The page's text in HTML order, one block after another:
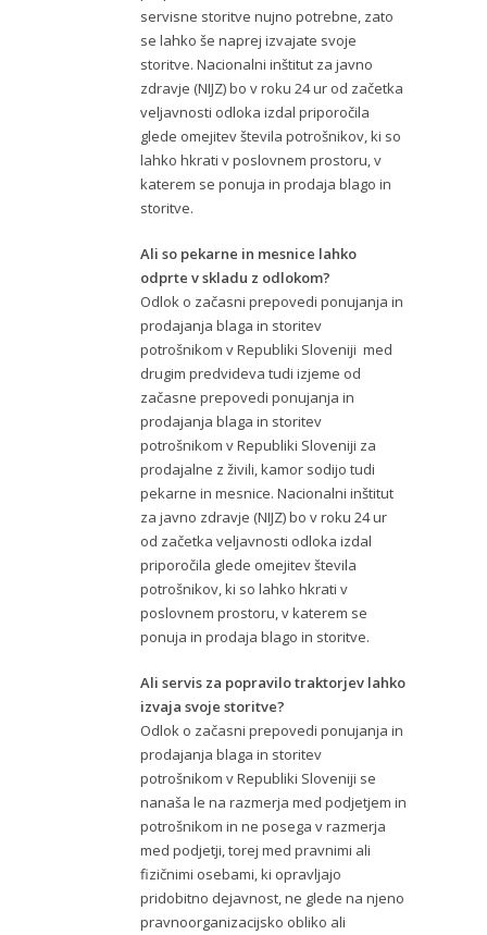
servisne storitve nujno potrebne, zato
se lahko še naprej izvajate svoje
storitve. Nacionalni inštitut za javno
zdravje (NIJZ) bo v roku 24 ur od začetka
veljavnosti odloka izdal priporočila
glede omejitev števila potrošnikov, ki so
lahko hkrati v poslovnem prostoru, v
katerem se ponuja in prodaja blago in
storitve.
Ali so pekarne in mesnice lahko
odprte v skladu z odlokom?
Odlok o začasni prepovedi ponujanja in
prodajanja blaga in storitev
potrošnikom v Republiki Sloveniji med
drugim predvideva tudi izjeme od
začasne prepovedi ponujanja in
prodajanja blaga in storitev
potrošnikom v Republiki Sloveniji za
prodajalne z živili, kamor sodijo tudi
pekarne in mesnice. Nacionalni inštitut
za javno zdravje (NIJZ) bo v roku 24 ur
od začetka veljavnosti odloka izdal
priporočila glede omejitev števila
potrošnikov, ki so lahko hkrati v
poslovnem prostoru, v katerem se
ponuja in prodaja blago in storitve.
Ali servis za popravilo traktorjev lahko
izvaja svoje storitve?
Odlok o začasni prepovedi ponujanja in
prodajanja blaga in storitev
potrošnikom v Republiki Sloveniji se
nanaša le na razmerja med podjetjem in
potrošnikom in ne posega v razmerja
med podjetji, torej med pravnimi ali
fizičnimi osebami, ki opravljajo
pridobitno dejavnost, ne glede na njeno
pravnoorganizacijsko obliko ali